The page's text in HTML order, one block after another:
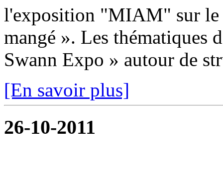
l'exposition "MIAM" sur le
mangé ». Les thématiques
Swann Expo » autour de
[En savoir plus]
26-10-2011